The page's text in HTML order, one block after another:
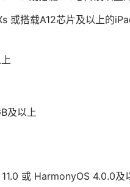
或搭载A12芯片及以上的
及以上
或 HarmonyOS 4.0.0及